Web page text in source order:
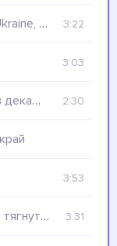
3:22
3:03
2:30
3:53
москаля 3:31